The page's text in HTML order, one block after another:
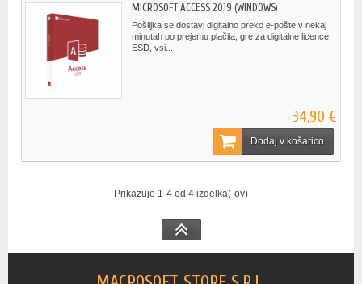
MICROSOFT ACCESS 2019 (WINDOWS)
Pošiljka se dostavi digitalno preko e-pošte v nekaj
minutah po prejemu plačila, gre za digitalne licence
ESD, vsi...
34,90 €
Dodaj v košarico
Prikazuje 1-4 od 4 izdelka(-ov)